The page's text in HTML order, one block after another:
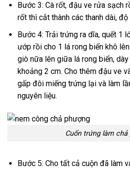
Bước 3: Cà rốt, đậu ve rửa sạch
rốt thì cắt thành các thanh dài,
Bước 4: Trải trứng ra dĩa, quết 1
ướp rồi cho 1 lá rong biển khô
giò nữa lên giữa lá rong biển,
khoảng 2 cm. Cho thêm đậu ve
gấp đôi miếng trứng lại và làm
nguyên liệu.
Cuốn trứng làm chả
Bước 5: Cho tất cả cuộn đã làm